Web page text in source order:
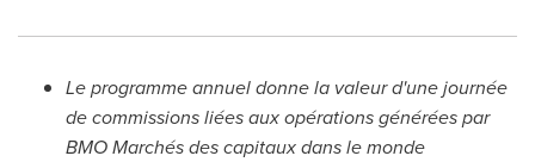
Le programme annuel donne la valeur d'une journée
de commissions liées aux opérations générées par
BMO Marchés des capitaux dans le monde